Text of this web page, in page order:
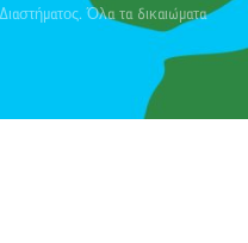
Όλα τα δικαιώματα